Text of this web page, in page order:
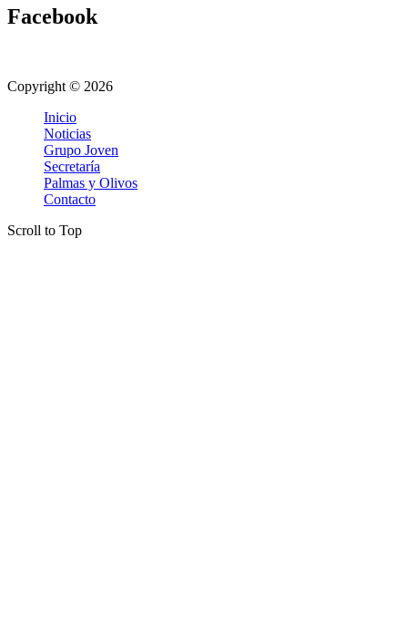
Facebook
Copyright © 2026
Inicio
Noticias
Grupo Joven
Secretaría
Palmas y Olivos
Contacto
Scroll to Top